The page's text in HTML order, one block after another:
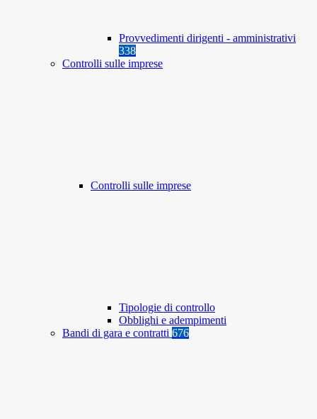
Provvedimenti dirigenti - amministrativi
338
Controlli sulle imprese
Controlli sulle imprese
Tipologie di controllo
Obblighi e adempimenti
Bandi di gara e contratti 676